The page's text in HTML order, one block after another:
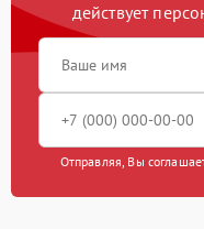
действует
Отправляя, Вы